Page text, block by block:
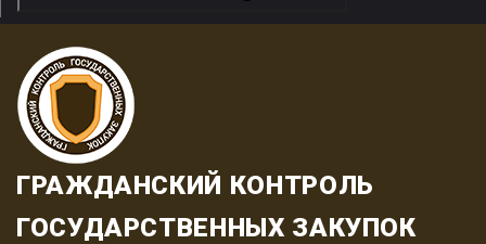
ГРАЖДАНСКИЙ КОНТРОЛЬ
ГОСУДАРСТВЕННЫХ ЗАКУПОК